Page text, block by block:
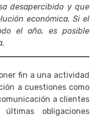
desapercibido y que
económica. Si el
el año, es posible
fin a una actividad
a cuestiones como
a clientes
obligaciones